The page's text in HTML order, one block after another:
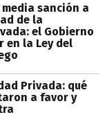
sanción a
de la
el Gobierno
en la Ley del
Privada: qué
a favor y